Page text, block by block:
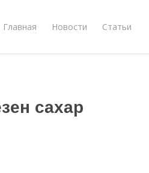
Главная Новости Статьи
сахар